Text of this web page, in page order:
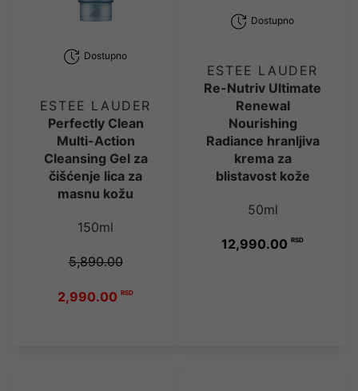
Dostupno
ESTEE LAUDER
Perfectly Clean
Multi-Action
Cleansing Gel za
čišćenje lica za
masnu kožu
150ml
5,890.00
2,990.00 RSD
Dostupno
ESTEE LAUDER
Re-Nutriv Ultimate
Renewal
Nourishing
Radiance hranljiva
krema za
blistavost kože
50ml
12,990.00 RSD